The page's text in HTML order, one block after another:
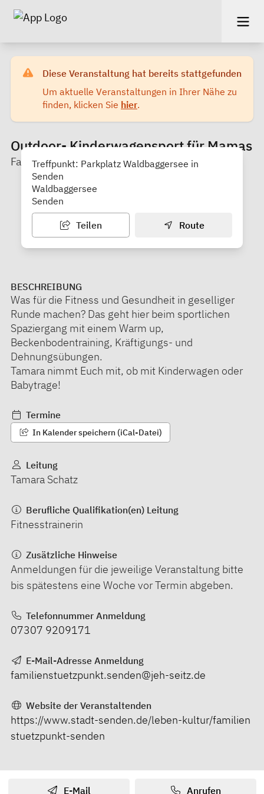
Diese Veranstaltung hat bereits stattgefunden
Um aktuelle Veranstaltungen in Ihrer Nähe zu
finden, klicken Sie hier.
Outdoor- Kinderwagensport für Mamas
Familienstützpunkt Senden
Treffpunkt: Parkplatz Waldbaggersee in
Senden
Waldbaggersee
Senden
Teilen Route
BESCHREIBUNG
Was für die Fitness und Gesundheit in geselliger
Runde machen? Das geht hier beim sportlichen
Spaziergang mit einem Warm up,
Beckenbodentraining, Kräftigungs- und
Dehnungsübungen.
Tamara nimmt Euch mit, ob mit Kinderwagen oder
Babytrage!
Termine
In Kalender speichern (iCal-Datei)
Leitung
Tamara Schatz
Berufliche Qualifikation(en) Leitung
Fitnesstrainerin
Zusätzliche Hinweise
Anmeldungen für die jeweilige Veranstaltung bitte
bis spätestens eine Woche vor Termin abgeben.
Telefonnummer Anmeldung
07307 9209171
E-Mail-Adresse Anmeldung
familienstuetzpunkt.senden@jeh-seitz.de
Website der Veranstaltenden
https://www.stadt-senden.de/leben-kultur/familien
stuetzpunkt-senden
E-Mail Anrufen